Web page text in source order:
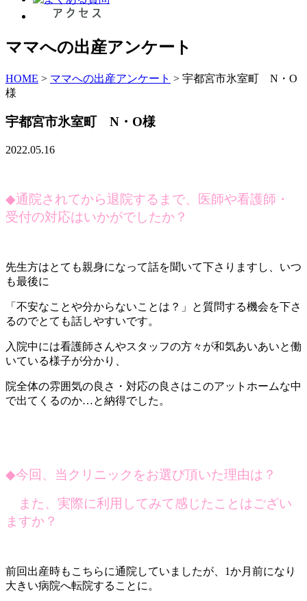
ママへの出産アンケート
HOME > ママへの出産アンケート > 宇都宮市氷室町 N・O
様
宇都宮市氷室町 N・O様
2022.05.16
◆通院されてから退院するまで、医師や看護師・
受付の対応はいかがでしたか？
先生方はとても親身になって話を聞いて下さりますし、いつ
も最後に
「不安なことや分からないことは？」と質問する機会を下さ
るのでとても話しやすいです。
入院中には看護師さんやスタッフの方々が和気あいあいと働
いている様子が分かり、
院全体の雰囲気の良さ・対応の良さはこのアットホームな中
で出てくるのか…と納得でした。
◆今回、当クリニックをお選び頂いた理由は？
また、実際に利用してみて感じたことはござい
ますか？
前回出産時もこちらに通院していましたが、1か月前になり
大きい病院へ転院することに。